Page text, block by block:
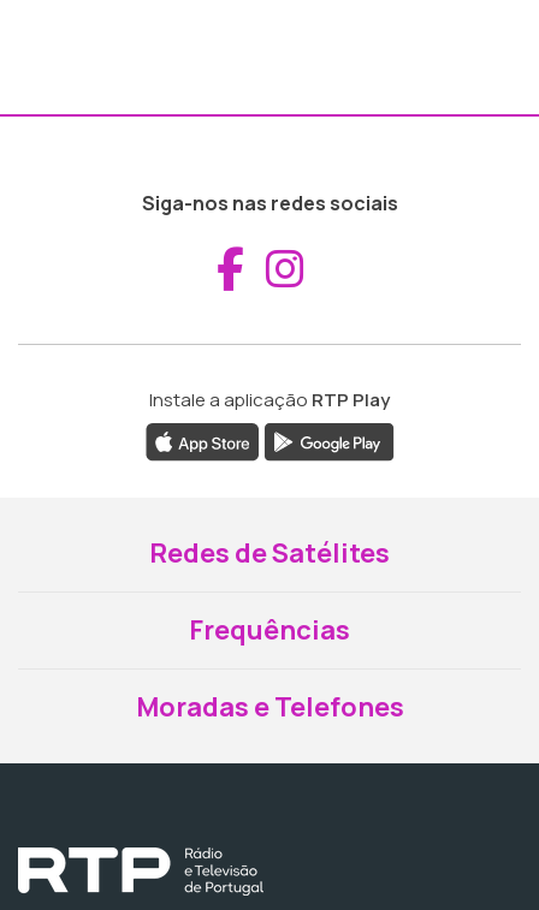
Siga-nos nas redes sociais
Aceder ao
Instale a aplicação RTP Play
Redes de Satélites
Frequências
Moradas e Telefones